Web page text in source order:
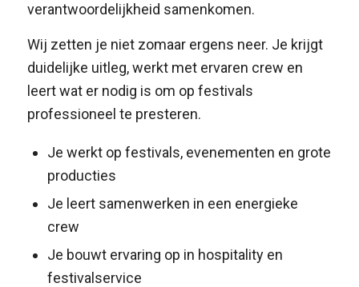
verantwoordelijkheid samenkomen.
Wij zetten je niet zomaar ergens neer. Je krijgt
duidelijke uitleg, werkt met ervaren crew en
leert wat er nodig is om op festivals
professioneel te presteren.
Je werkt op festivals, evenementen en grote
producties
Je leert samenwerken in een energieke
crew
Je bouwt ervaring op in hospitality en
festivalservice